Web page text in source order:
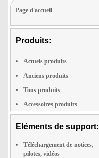
Page d'accueil
Produits:
Actuels produits
Anciens produits
Tous produits
Accessoires produits
Eléments de support:
Téléchargement de notices,
pilotes, vidéos